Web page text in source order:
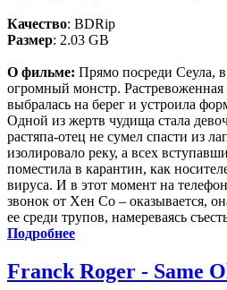
Качество: BDRip
Размер: 2.03 GB
О фильме: Прямо посреди Сеула,
огромный монстр. Растревоженная
выбралась на берег и устроила
Одной из жертв чудища стала
растяпа-отец не сумел спасти из
изолировало реку, а всех
поместила в карантин, как
вируса. И в этот момент на
звонок от Хен Со – оказывается,
ее среди трупов, намереваясь
Подробнее
Franck Roger - Same